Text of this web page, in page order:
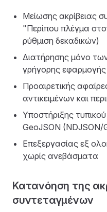
Μείωσης ακρίβειας
"Περίπου πλέγμα
ρύθμιση δεκαδικών)
Διατήρησης μόνο
γρήγορης
Προαιρετικής
αντικειμένων και
Υποστήριξης
GeoJSON (NDJSON/
Επεξεργασίας εξ
χωρίς ανεβάσματα
Κατανόηση της
συντεταγμένων